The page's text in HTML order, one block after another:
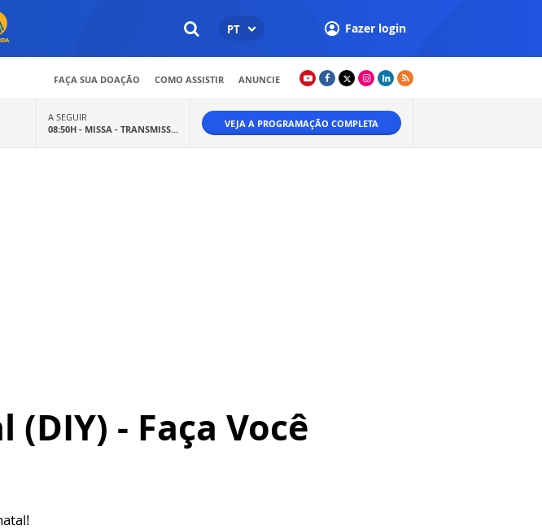
PT Fazer login
FAÇA SUA DOAÇÃO COMO ASSISTIR ANUNCIE
A SEGUIR
08:50H - MISSA - TRANSMISS... VEJA A PROGRAMAÇÃO COMPLETA
- Faça Você